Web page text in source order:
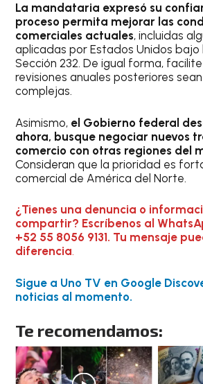
La mandataria expresó su
proceso permita mejorar las
comerciales actuales, incluidas
aplicadas por Estados Unidos
Sección 232. De igual forma,
revisiones anuales posteriores
complejas.
Asimismo, el Gobierno federal
ahora, busque negociar nuevos
comercio con otras regiones del
Consideran que la prioridad es
comercial de América del Norte.
¿Tienes una denuncia o
compartir? Escríbenos al
+52 55 8056 9131. Tu mensaje
diferencia.
Sigue a Uno TV en Google
noticias al momento.
Te recomendamos: